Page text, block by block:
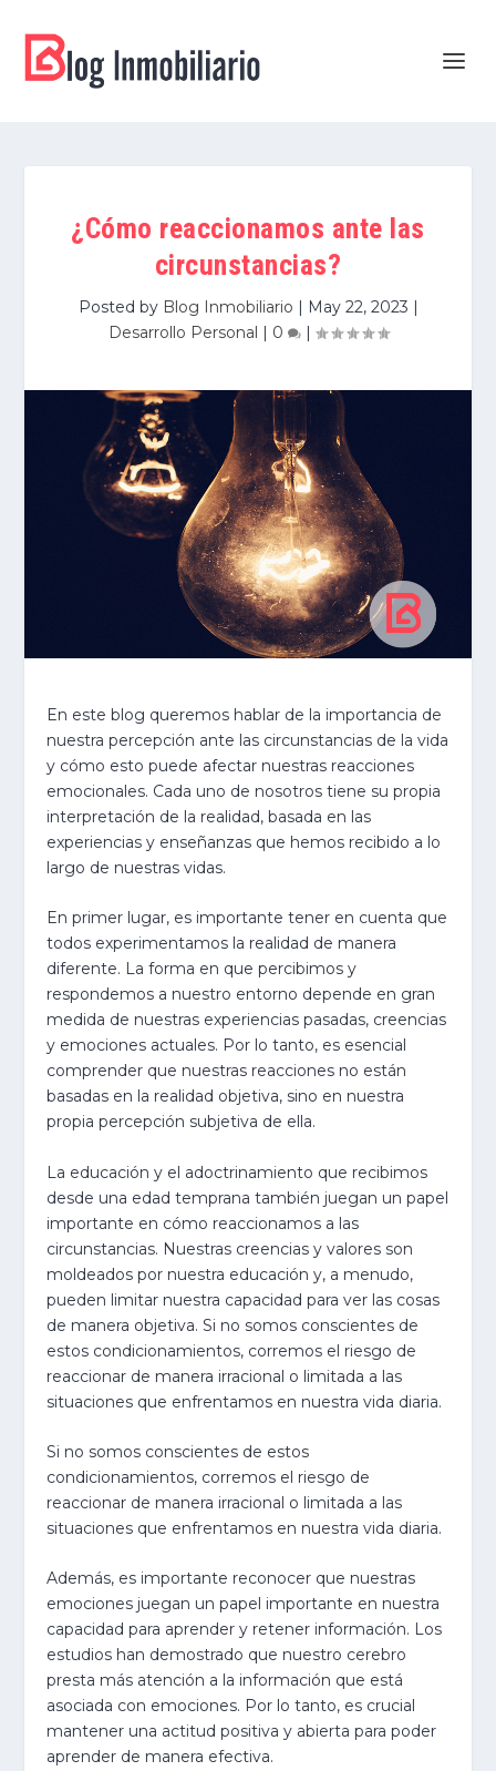
¿Cómo reaccionamos ante las
circunstancias?
Posted by Blog Inmobiliario | May 22, 2023 |
Desarrollo Personal | 0 |
En este blog queremos hablar de la importancia de
nuestra percepción ante las circunstancias de la vida
y cómo esto puede afectar nuestras reacciones
emocionales. Cada uno de nosotros tiene su propia
interpretación de la realidad, basada en las
experiencias y enseñanzas que hemos recibido a lo
largo de nuestras vidas.
En primer lugar, es importante tener en cuenta que
todos experimentamos la realidad de manera
diferente. La forma en que percibimos y
respondemos a nuestro entorno depende en gran
medida de nuestras experiencias pasadas, creencias
y emociones actuales. Por lo tanto, es esencial
comprender que nuestras reacciones no están
basadas en la realidad objetiva, sino en nuestra
propia percepción subjetiva de ella.
La educación y el adoctrinamiento que recibimos
desde una edad temprana también juegan un papel
importante en cómo reaccionamos a las
circunstancias. Nuestras creencias y valores son
moldeados por nuestra educación y, a menudo,
pueden limitar nuestra capacidad para ver las cosas
de manera objetiva. Si no somos conscientes de
estos condicionamientos, corremos el riesgo de
reaccionar de manera irracional o limitada a las
situaciones que enfrentamos en nuestra vida diaria.
Si no somos conscientes de estos
condicionamientos, corremos el riesgo de
reaccionar de manera irracional o limitada a las
situaciones que enfrentamos en nuestra vida diaria.
Además, es importante reconocer que nuestras
emociones juegan un papel importante en nuestra
capacidad para aprender y retener información. Los
estudios han demostrado que nuestro cerebro
presta más atención a la información que está
asociada con emociones. Por lo tanto, es crucial
mantener una actitud positiva y abierta para poder
aprender de manera efectiva.